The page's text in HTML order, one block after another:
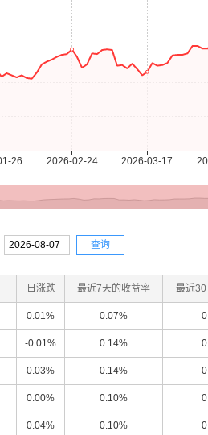
查询
日涨跌 最近7天的收益率 最近
0.01% 0.07%
-0.01% 0.14%
0.03% 0.14%
0.00% 0.10%
0.04% 0.10%